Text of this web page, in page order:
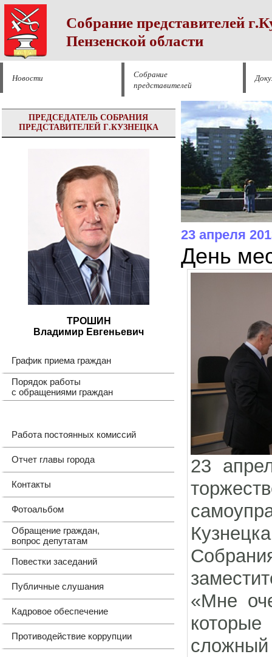
Собрание представителей
Пензенской области
Новости
Собрание
представителей
ПРЕДСЕДАТЕЛЬ СОБРАНИЯ
ПРЕДСТАВИТЕЛЕЙ Г.КУЗНЕЦКА
ТРОШИН
Владимир Евгеньевич
График приема граждан
Порядок работы
с обращениями граждан
Работа постоянных комиссий
Отчет главы города
Контакты
Фотоальбом
Обращение граждан,
вопрос депутатам
Повестки заседаний
Публичные слушания
Кадровое обеспечение
Противодействие коррупции
23 апреля
День
23
«Мне